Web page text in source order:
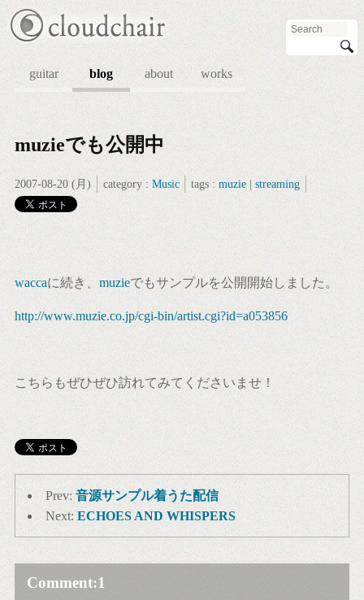
guitar blog about works
muzieでも公開中
2007-08-20 (月) category : Music tags :muzie |streaming
waccaに続き、 muzieでもサンプルを公開開始しました。
http://www.muzie.co.jp/cgi-bin/artist.cgi?id=a053856
こちらもぜひぜひ訪れてみてくださいませ！
Prev: 音源サンプル着うた配信
Next: ECHOES AND WHISPERS
Comment:1